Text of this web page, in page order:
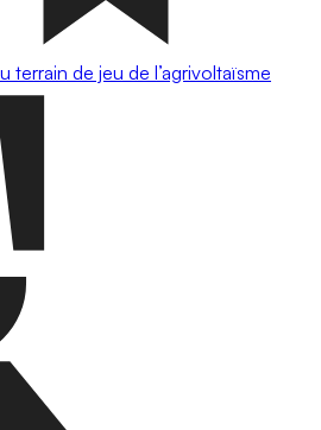
terrain de jeu de l’agrivoltaïsme